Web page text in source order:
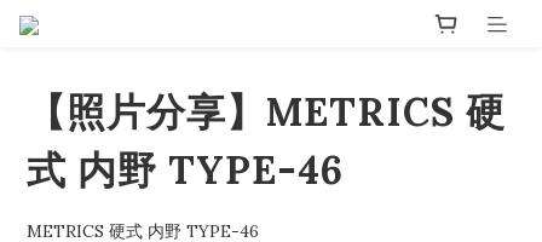
【照片分享】METRICS 硬
式 内野 TYPE-46
METRICS 硬式 内野 TYPE-46